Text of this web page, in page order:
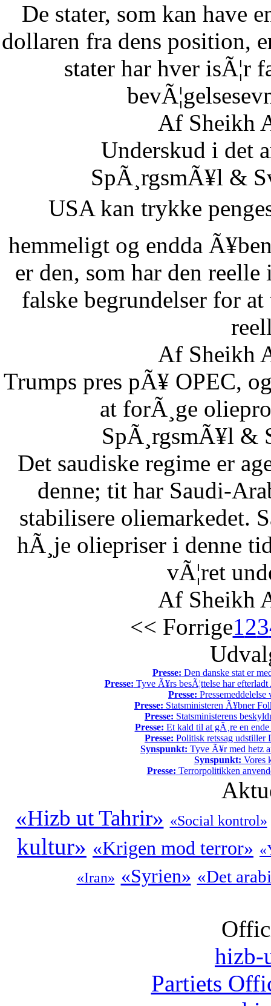
De stater, som kan have
dollaren fra dens position,
stater har hver isÃ¦r
Af Sheikh
Underskud i det
SpÃ¸rgsmÃ¥l &
USA kan trykke
hemmeligt og endda
er den, som har den
falske begrundelser for
Af Sheikh
Trumps pres pÃ¥ OPEC,
at forÃ¸ge
SpÃ¸rgsmÃ¥l &
Det saudiske regime er
denne; tit har Saudi-
stabilisere oliemarkedet.
hÃ¸je oliepriser i denne
vÃ¦ret
Af Sheikh
<< Forrige123
Presse: Den danske stat er
Presse: Tyve Ã¥rs besÃ¦ttelse har
Presse:
Presse: Statsministeren Ã¥bner
Presse: Statsministerens
Presse: Et kald til at gÃ¸re en
Presse: Politisk retssag udstiller
Synspunkt: Tyve Ã¥r med hetz
Synspunkt: Vores
Presse: Terrorpolitikken
«Hizb ut Tahrir» «Social kontrol»
kultur» «Krigen mod terror»
«Iran» «Syrien» «Det
hizb-
Partiets